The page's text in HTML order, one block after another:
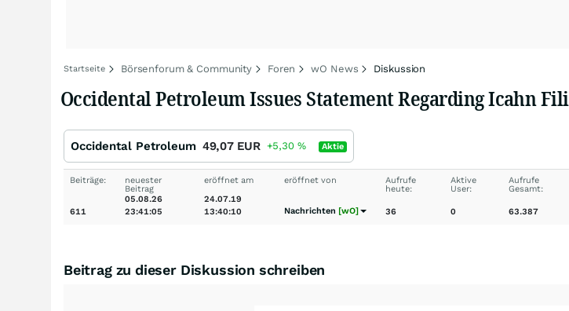
Startseite Börsenforum & Community Foren wO News Diskussion
Occidental Petroleum Issues Statement Regarding Icahn
Occidental Petroleum 49,07 EUR +5,30 % Aktie
Beiträge:
611
neuester
Beitrag
05.08.26
23:41:05
eröffnet am
24.07.19
13:40:10
eröffnet von
Nachrichten [wO]
Aufrufe
heute:
36
Aktive
User:
0
Aufrufe
Gesamt:
63.387
Beitrag zu dieser Diskussion schreiben